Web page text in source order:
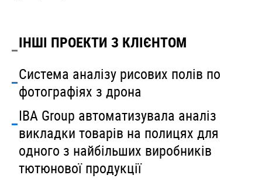
ІНШІ ПРОЕКТИ З КЛІЄНТОМ
Система аналізу рисових полів по
фотографіях з дрона
IBA Group автоматизувала аналіз
викладки товарів на полицях для
одного з найбільших виробників
тютюнової продукції